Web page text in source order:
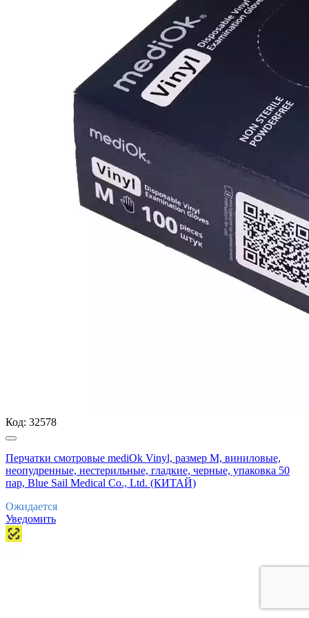
Код: 32578
Перчатки смотровые mediOk Vinyl, размер M, виниловые,
неопудренные, нестерильные, гладкие, черные, упаковка 50
пар, Blue Sail Medical Co., Ltd. (КИТАЙ)
Ожидается
Уведомить